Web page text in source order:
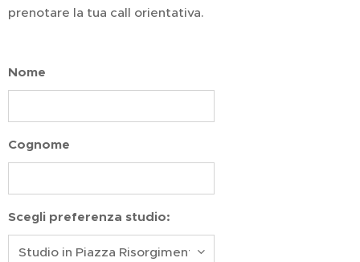
prenotare la tua call orientativa.
Nome
Cognome
Scegli preferenza studio: